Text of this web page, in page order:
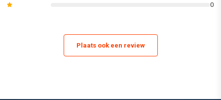
zijpanelen en radiatorscheppen / lijkwaden.
afzonderlijke inhoud van de set of bekijk onze catalogus voor de exacte
lijst van de meegeleverde onderdelen).
0
Plaats ook een review